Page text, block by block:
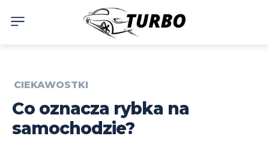
CIEKAWOSTKI
Co oznacza rybka na
samochodzie?